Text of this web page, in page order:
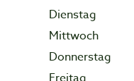
Dienstag
Mittwoch
Donnerstag